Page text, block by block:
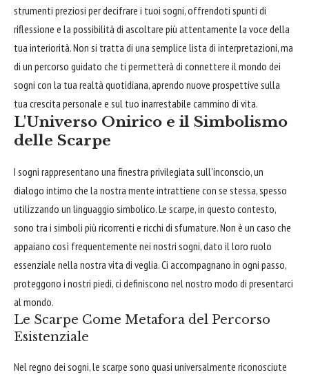
strumenti preziosi per decifrare i tuoi sogni, offrendoti spunti di
riflessione e la possibilità di ascoltare più attentamente la voce della
tua interiorità. Non si tratta di una semplice lista di interpretazioni, ma
di un percorso guidato che ti permetterà di connettere il mondo dei
sogni con la tua realtà quotidiana, aprendo nuove prospettive sulla
tua crescita personale e sul tuo inarrestabile cammino di vita.
L'Universo Onirico e il Simbolismo
delle Scarpe
I sogni rappresentano una finestra privilegiata sull'inconscio, un
dialogo intimo che la nostra mente intrattiene con se stessa, spesso
utilizzando un linguaggio simbolico. Le scarpe, in questo contesto,
sono tra i simboli più ricorrenti e ricchi di sfumature. Non è un caso che
appaiano così frequentemente nei nostri sogni, dato il loro ruolo
essenziale nella nostra vita di veglia. Ci accompagnano in ogni passo,
proteggono i nostri piedi, ci definiscono nel nostro modo di presentarci
al mondo.
Le Scarpe Come Metafora del Percorso
Esistenziale
Nel regno dei sogni, le scarpe sono quasi universalmente riconosciute